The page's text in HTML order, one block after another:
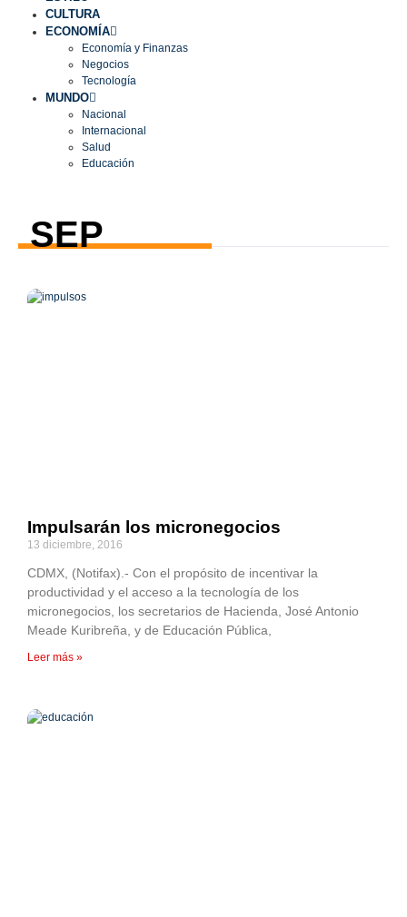
CULTURA
ECONOMÍA
Economía y Finanzas
Negocios
Tecnología
MUNDO
Nacional
Internacional
Salud
Educación
SEP
Impulsarán los micronegocios
13 diciembre, 2016
CDMX, (Notifax).- Con el propósito de incentivar la
productividad y el acceso a la tecnología de los
micronegocios, los secretarios de Hacienda, José Antonio
Meade Kuribreña, y de Educación Pública,
Leer más »